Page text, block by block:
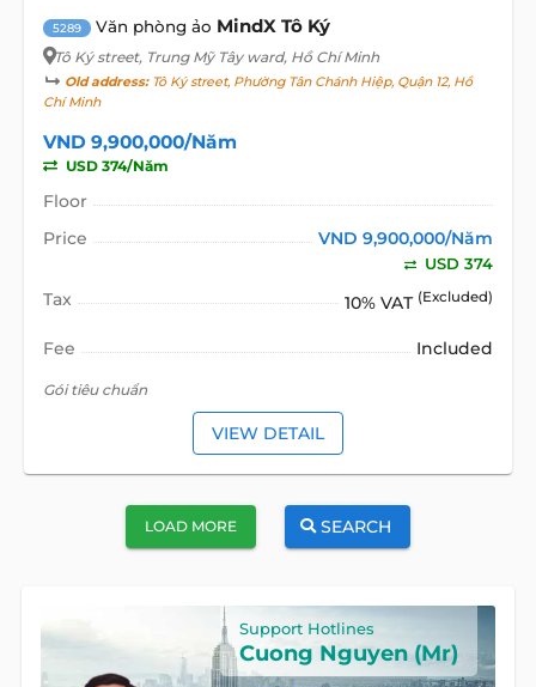
5289 Văn phòng ảo MindX Tô Ký
Tô Ký street, Trung Mỹ Tây ward, Hồ Chí Minh
Old address:Tô Ký street, Phường Tân Chánh Hiệp, Quận 12, Hồ
Chí Minh
VND 9,900,000/Năm
USD 374/Năm
Floor
Price
VND 9,900,000/Năm
USD 374
Tax 10% VAT (Excluded)
Fee Included
Gói tiêu chuẩn
VIEW DETAIL
LOAD MORE SEARCH
Support Hotlines
Cuong Nguyen (Mr)